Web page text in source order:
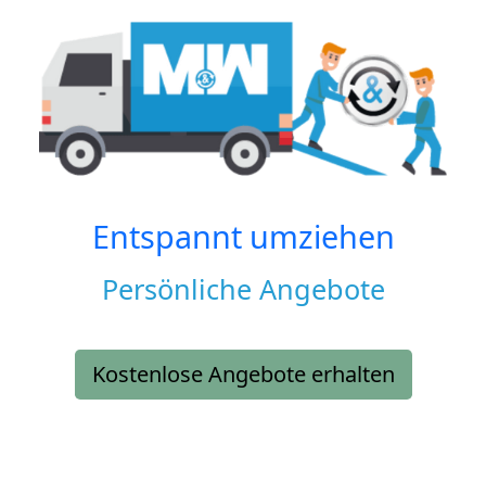
Entspannt umziehen
Persönliche Angebote
Kostenlose Angebote erhalten